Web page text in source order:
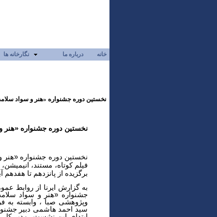
خانه درباره ما نگارخانه ها
نخستین دوره جشنواره «هنر و سواد
نخستین دوره جشنواره
نخستین دوره جشنواره
فیلم کوتاه، مستند،
برگزیده از پانزدهم تا هفدهم آبان‌ماه
به گزارش ایرنا از روابط
جشنواره «هنر و سواد
وپژوهشی صبا ، وابسته به
سید احمد هاشمی دبیر